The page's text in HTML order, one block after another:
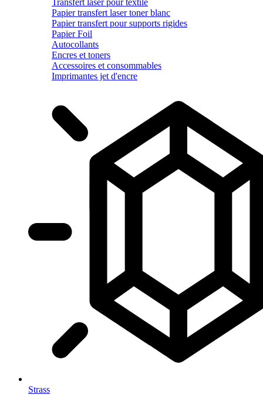
Papier transfert laser toner blanc
Papier transfert pour supports rigides
Papier Foil
Autocollants
Encres et toners
Accessoires et consommables
Imprimantes jet d'encre
Strass